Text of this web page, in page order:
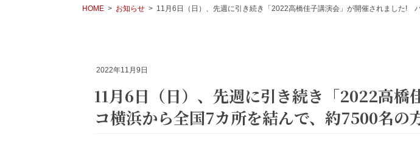
HOME お知らせ 11月6日（日）、先週に引き続き「2022高橋佳子講演会」が開催されました!
2022年11月9日
11月6日（日）、先週に引き続き「2022高橋佳子講演会」が開催されました! パシフィ
コ横浜から全国7カ所を結んで、約7500名の